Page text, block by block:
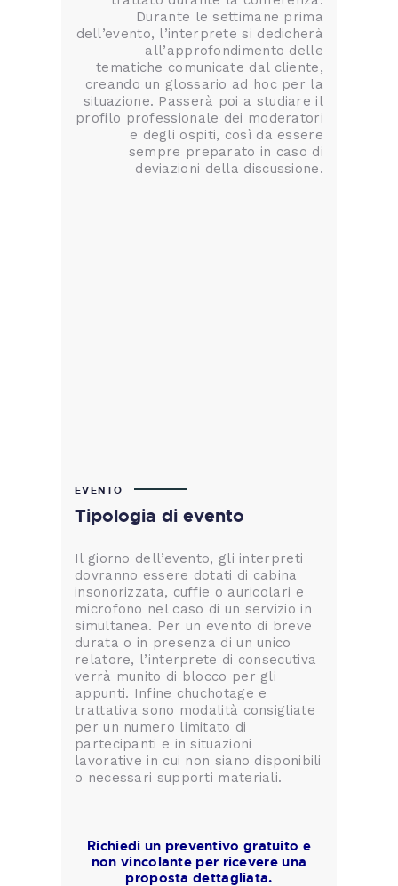
Durante le settimane prima
dell’evento, l’interprete si dedicherà
all’approfondimento delle
tematiche comunicate dal cliente,
creando un glossario ad hoc per la
situazione. Passerà poi a studiare il
profilo professionale dei moderatori
e degli ospiti, così da essere
sempre preparato in caso di
deviazioni della discussione.
EVENTO
Tipologia di evento
Il giorno dell’evento, gli interpreti
dovranno essere dotati di cabina
insonorizzata, cuffie o auricolari e
microfono nel caso di un servizio in
simultanea. Per un evento di breve
durata o in presenza di un unico
relatore, l’interprete di consecutiva
verrà munito di blocco per gli
appunti. Infine chuchotage e
trattativa sono modalità consigliate
per un numero limitato di
partecipanti e in situazioni
lavorative in cui non siano disponibili
o necessari supporti materiali.
Richiedi un preventivo gratuito e
non vincolante per ricevere una
proposta dettagliata.